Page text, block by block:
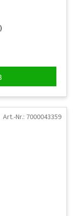
Art.-Nr.: 7000043359